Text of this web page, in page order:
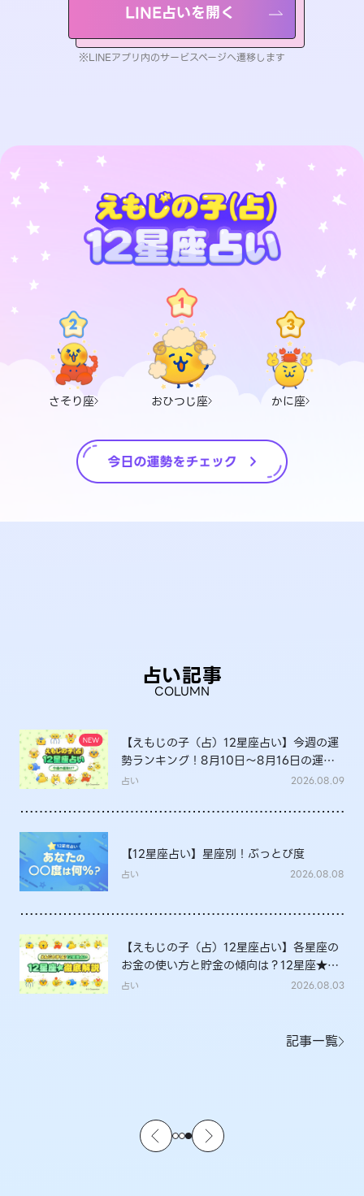
LINE占いを開く
※LINEアプリ内のサービスページへ遷移します
さそり座 おひつじ座 かに座
占い記事
COLUMN
【えもじの子（占）12星座占い】今週の運
勢ランキング！8月10日～8月16日の運勢
は？
占い 2026.08.09
【12星座占い】星座別！ぶっとび度
占い 2026.08.08
【えもじの子（占）12星座占い】各星座の
お金の使い方と貯金の傾向は？12星座★徹
底解説
占い 2026.08.03
記事一覧